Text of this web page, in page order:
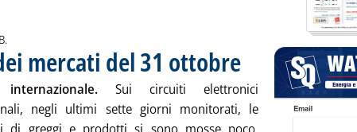
mercati del 31 ottobre . Pubblicata venerdì 31
Sui circuiti elettronici
negli ultimi sette giorni monitorati, le